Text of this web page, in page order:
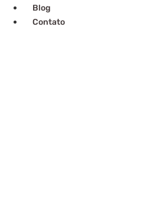
Blog
Contato